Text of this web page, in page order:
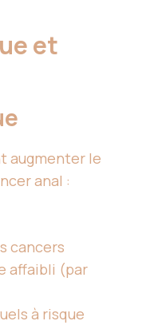
et
augmenter le
anal :
cancers
affaibli (par
à risque